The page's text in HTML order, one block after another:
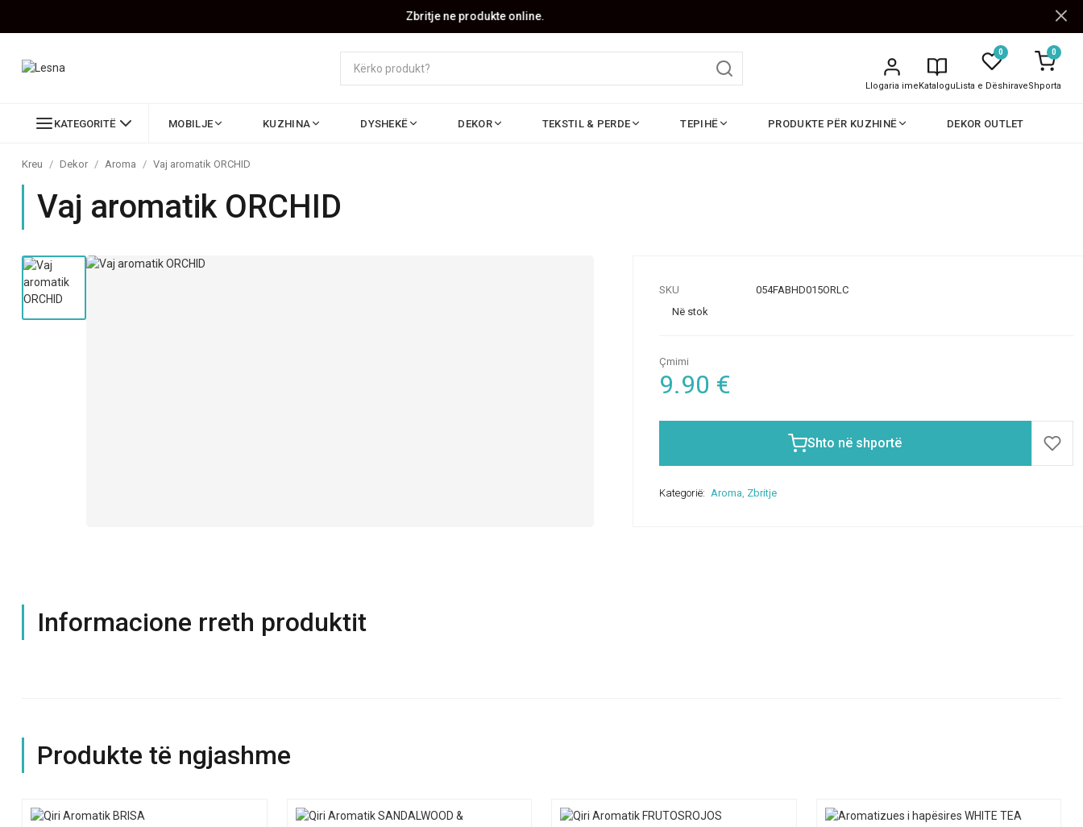
Zbritje ne produkte online.
Llogaria imeKatalogu
0
Lista e Dëshirave
0
Shporta
KATEGORITË MOBILJE KUZHINA DYSHEKË DEKOR TEKSTIL & PERDE TEPIHË PRODUKTE PËR KUZHINË DEKOR OUTLET
Kreu / Dekor / Aroma / Vaj aromatik ORCHID
Vaj aromatik ORCHID
SKU
054FABHD015ORLC
Në stok
Çmimi
9.90 €
Shto në shportë
Kategorië: Aroma, Zbritje
Informacione rreth produktit
Produkte të ngjashme